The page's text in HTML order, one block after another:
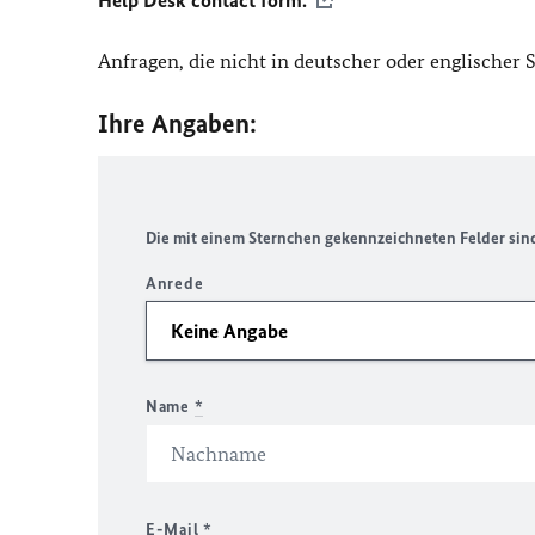
Anfragen, die nicht in deutscher oder englischer
Ihre Angaben:
Die mit einem Sternchen gekennzeichneten Felder
Anrede
Name *
E-Mail *